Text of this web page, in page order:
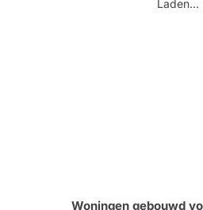
Laden...
Woningen gebouwd